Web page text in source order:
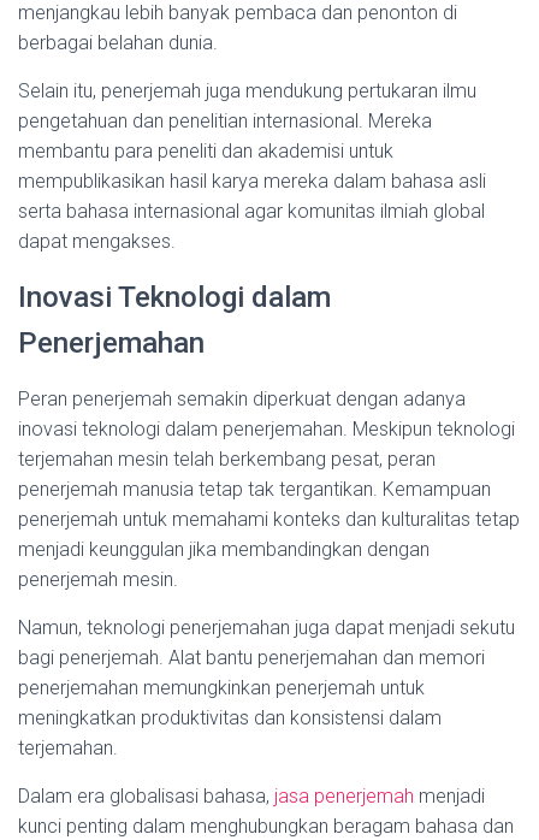
menjangkau lebih banyak pembaca dan penonton di
berbagai belahan dunia.
Selain itu, penerjemah juga mendukung pertukaran ilmu
pengetahuan dan penelitian internasional. Mereka
membantu para peneliti dan akademisi untuk
mempublikasikan hasil karya mereka dalam bahasa asli
serta bahasa internasional agar komunitas ilmiah global
dapat mengakses.
Inovasi Teknologi dalam
Penerjemahan
Peran penerjemah semakin diperkuat dengan adanya
inovasi teknologi dalam penerjemahan. Meskipun teknologi
terjemahan mesin telah berkembang pesat, peran
penerjemah manusia tetap tak tergantikan. Kemampuan
penerjemah untuk memahami konteks dan kulturalitas tetap
menjadi keunggulan jika membandingkan dengan
penerjemah mesin.
Namun, teknologi penerjemahan juga dapat menjadi sekutu
bagi penerjemah. Alat bantu penerjemahan dan memori
penerjemahan memungkinkan penerjemah untuk
meningkatkan produktivitas dan konsistensi dalam
terjemahan.
Dalam era globalisasi bahasa, jasa penerjemah menjadi
kunci penting dalam menghubungkan beragam bahasa dan